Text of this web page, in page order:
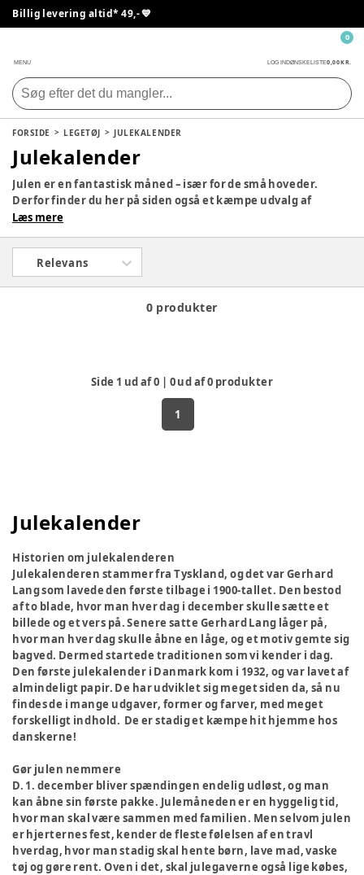
Billig levering altid* 49,- 💙
MENU LOG INDØNSKELISTE0,00 KR.
0
FORSIDE LEGETØJ JULEKALENDER
Julekalender
Julen er en fantastisk måned – især for de små hoveder.
Derfor finder du her på siden også et kæmpe udvalg af
julekalendere, så dit barn kan få en lille gave hver dag i
om der ikke er en, som vil falde i god jord hjemme hos jer.
Læs mere
Relevans
0 produkter
Side 1 ud af0 | 0ud af0 produkter
1
Julekalender
Historien om julekalenderen
Julekalenderen stammer fra Tyskland, og det var Gerhard
Lang som lavede den første tilbage i 1900-tallet. Den bestod
af to blade, hvor man hver dag i december skulle sætte et
billede og et vers på. Senere satte Gerhard Lang låger på,
hvor man hver dag skulle åbne en låge, og et motiv gemte sig
bagved. Dermed startede traditionen som vi kender i dag.
Den første julekalender i Danmark kom i 1932, og var lavet af
almindeligt papir. De har udviklet sig meget siden da, så nu
findes de i mange udgaver, former og farver, med meget
forskelligt indhold. De er stadig et kæmpe hit hjemme hos
danskerne!
Gør julen nemmere
D. 1. december bliver spændingen endelig udløst, og man
kan åbne sin første pakke. Julemåneden er en hyggelig tid,
hvor man skal være sammen med familien. Men selvom julen
er hjerternes fest, kender de fleste følelsen af en travl
hverdag, hvor man stadig skal hente børn, lave mad, vaske
tøj og gøre rent. Oven i det, skal julegaverne også lige købes,